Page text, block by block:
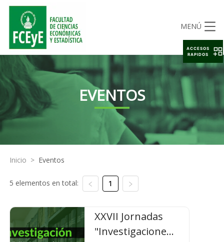
MENÚ
EVENTOS
Inicio > Eventos
5 elementos en total: 1
XXVII Jornadas
"Investigacione...
ACCESOS
RAPIDOS